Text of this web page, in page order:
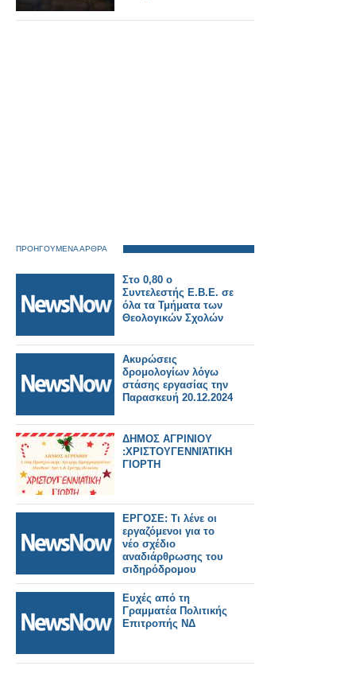
ΠΡΟΗΓΟΥΜΕΝΑ ΑΡΘΡΑ
Στο 0,80 ο
Συντελεστής Ε.Β.Ε. σε
όλα τα Τμήματα των
Θεολογικών Σχολών
Ακυρώσεις
δρομολογίων λόγω
στάσης εργασίας την
Παρασκευή 20.12.2024
ΔΗΜΟΣ ΑΓΡΙΝΙΟΥ
:ΧΡΙΣΤΟΥΓΕΝΝΙΆΤΙΚΗ
ΓΙΟΡΤΗ
ΕΡΓΟΣΕ: Τι λένε οι
εργαζόμενοι για το
νέο σχέδιο
αναδιάρθρωσης του
σιδηρόδρομου
Ευχές από τη
Γραμματέα Πολιτικής
Επιτροπής ΝΔ